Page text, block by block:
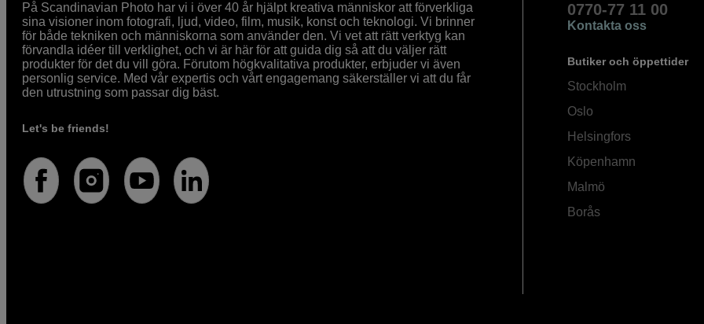
På Scandinavian Photo har vi i över 40 år hjälpt kreativa människor att förverkliga
sina visioner inom fotografi, ljud, video, film, musik, konst och teknologi. Vi brinner
för både tekniken och människorna som använder den. Vi vet att rätt verktyg kan
förvandla idéer till verklighet, och vi är här för att guida dig så att du väljer rätt
produkter för det du vill göra. Förutom högkvalitativa produkter, erbjuder vi även
personlig service. Med vår expertis och vårt engagemang säkerställer vi att du får
den utrustning som passar dig bäst.
Let's be friends!
0770-77 11 00
Kontakta oss
Butiker och öppettider
Stockholm
Oslo
Helsingfors
Köpenhamn
Malmö
Borås